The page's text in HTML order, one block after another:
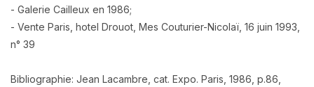
- Galerie Cailleux en 1986;
- Vente Paris, hotel Drouot, Mes Couturier-Nicolaï, 16 juin 1993,
n° 39
Bibliographie: Jean Lacambre, cat. Expo. Paris, 1986, p.86,